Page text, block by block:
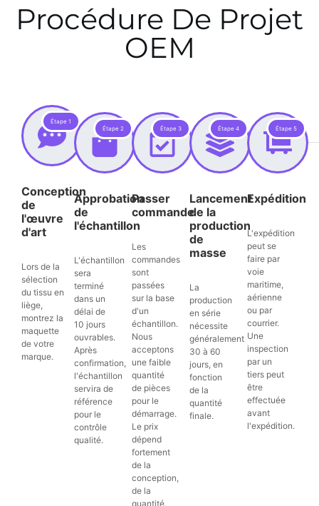
Procédure De Projet
OEM
Étape 1
Conception
de
l'œuvre
d'art
Lors de la
sélection
du tissu en
liège,
montrez la
maquette
de votre
marque.
Étape 2
Approbation
de
l'échantillon
L'échantillon
sera
terminé
dans un
délai de
10 jours
ouvrables.
Après
confirmation,
l'échantillon
servira de
référence
pour le
contrôle
qualité.
Étape 3
Passer
commande
Les
commandes
sont
passées
sur la base
d'un
échantillon.
Nous
acceptons
une faible
quantité
de pièces
pour le
démarrage.
Le prix
dépend
fortement
de la
conception,
de la
quantité,
Étape 4
Lancement
de la
production
de
masse
La
production
en série
nécessite
généralement
30 à 60
jours, en
fonction
de la
quantité
finale.
Étape 5
Expédition
L'expédition
peut se
faire par
voie
maritime,
aérienne
ou par
courrier.
Une
inspection
par un
tiers peut
être
effectuée
avant
l'expédition.